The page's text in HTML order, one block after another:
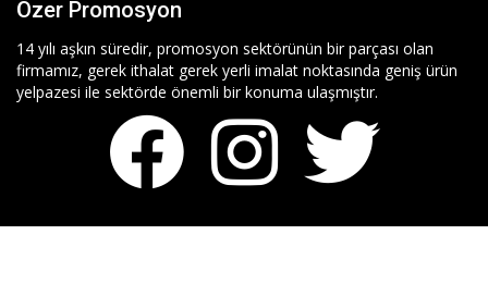
Özer Promosyon
14 yılı aşkın süredir, promosyon sektörünün bir parçası olan
firmamız, gerek ithalat gerek yerli imalat noktasında geniş ürün
yelpazesi ile sektörde önemli bir konuma ulaşmıştır.